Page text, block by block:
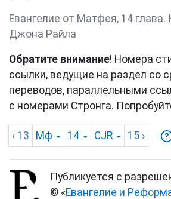
Евангелие от Матфея, 14
Джона Райла
Обратите внимание! Номера
ссылки, ведущие на раздел со
переводов, параллельными
с номерами Стронга.
‹ 13 Мф 14 CJR 15 ›
Публикуется с
© «Евангелие и